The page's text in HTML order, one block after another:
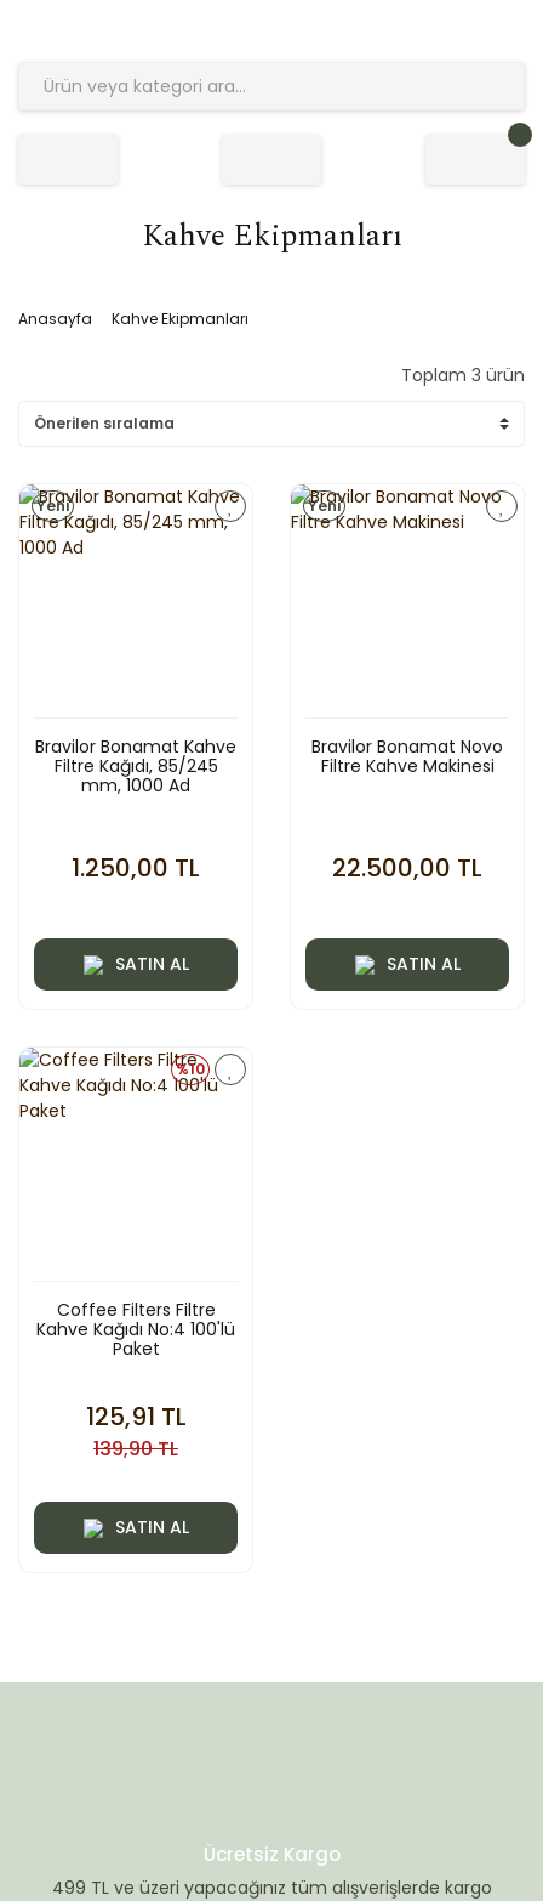
Kahve Ekipmanları
Anasayfa Kahve Ekipmanları
Toplam 3 ürün
Yeni
Bravilor Bonamat Kahve
Filtre Kağıdı, 85/245
mm, 1000 Ad
1.250,00 TL
SATIN AL
Yeni
Bravilor Bonamat Novo
Filtre Kahve Makinesi
22.500,00 TL
SATIN AL
%10
Coffee Filters Filtre
Kahve Kağıdı No:4 100'lü
Paket
125,91 TL
139,90 TL
SATIN AL
Ücretsiz Kargo
499 TL ve üzeri yapacağınız tüm alışverişlerde kargo